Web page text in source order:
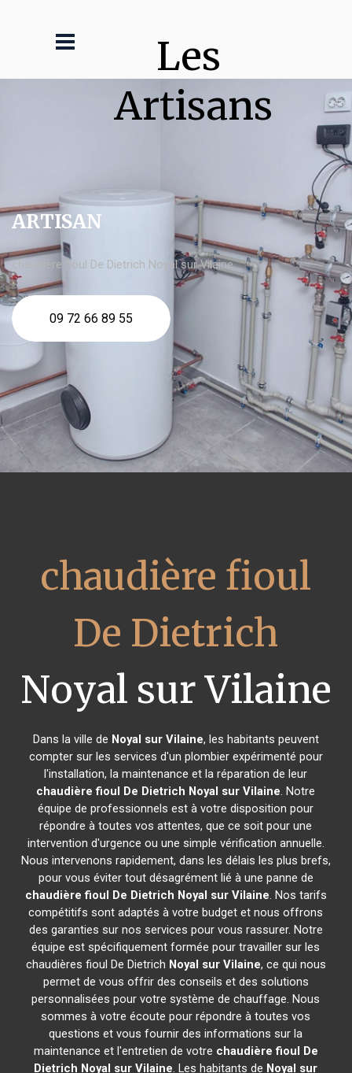
Les
Artisans
ARTISAN
chaudière fioul De Dietrich Noyal sur Vilaine
09 72 66 89 55
chaudière fioul
De Dietrich
Noyal sur Vilaine
Dans la ville de Noyal sur Vilaine, les habitants peuvent
compter sur les services d'un plombier expérimenté pour
l'installation, la maintenance et la réparation de leur
chaudière fioul De Dietrich Noyal sur Vilaine. Notre
équipe de professionnels est à votre disposition pour
répondre à toutes vos attentes, que ce soit pour une
intervention d'urgence ou une simple vérification annuelle.
Nous intervenons rapidement, dans les délais les plus brefs,
pour vous éviter tout désagrément lié à une panne de
chaudière fioul De Dietrich Noyal sur Vilaine. Nos tarifs
compétitifs sont adaptés à votre budget et nous offrons
des garanties sur nos services pour vous rassurer. Notre
équipe est spécifiquement formée pour travailler sur les
chaudières fioul De Dietrich Noyal sur Vilaine, ce qui nous
permet de vous offrir des conseils et des solutions
personnalisées pour votre système de chauffage. Nous
sommes à votre écoute pour répondre à toutes vos
questions et vous fournir des informations sur la
maintenance et l'entretien de votre chaudière fioul De
Dietrich Noyal sur Vilaine. Les habitants de Noyal sur